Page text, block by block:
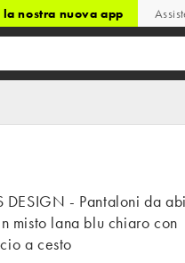
la nostra nuova app
DESIGN - Pantaloni da
misto lana blu chiaro con
a cesto